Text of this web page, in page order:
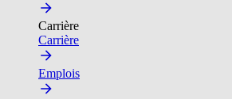
Carrière
Carrière
Emplois